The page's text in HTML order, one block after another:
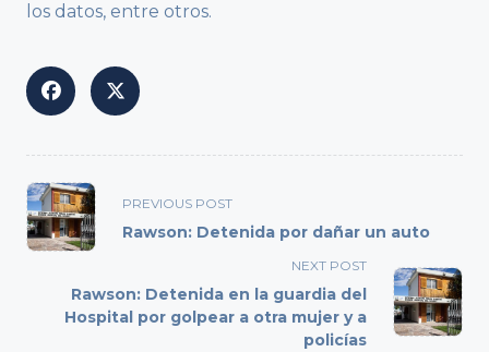
los datos, entre otros.
<span
class="nav-
subtitle
reader-
text">Page</span>
PREVIOUS POST
Rawson: Detenida por dañar un auto
NEXT POST
Rawson: Detenida en la guardia del
Hospital por golpear a otra mujer y a
policías